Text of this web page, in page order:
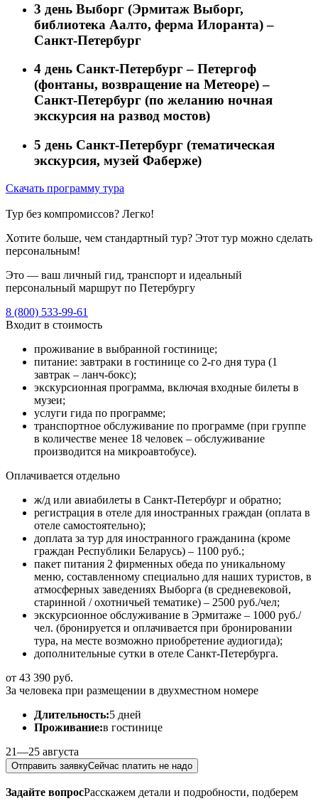
3 день Выборг (Эрмитаж Выборг,
библиотека Аалто, ферма Илоранта) –
Санкт-Петербург
4 день Санкт-Петербург – Петергоф
(фонтаны, возвращение на Метеоре) –
Санкт-Петербург (по желанию ночная
экскурсия на развод мостов)
5 день Санкт-Петербург (тематическая
экскурсия, музей Фаберже)
Скачать программу тура
Тур без компромиссов? Легко!
Хотите больше, чем стандартный тур? Этот тур можно сделать
персональным!
Это — ваш личный гид, транспорт и идеальный
персональный маршрут по Петербургу
8 (800) 533-99-61
Входит в стоимость
проживание в выбранной гостинице;
питание: завтраки в гостинице со 2-го дня тура (1
завтрак – ланч-бокс);
экскурсионная программа, включая входные билеты в
музеи;
услуги гида по программе;
транспортное обслуживание по программе (при группе
в количестве менее 18 человек – обслуживание
производится на микроавтобусе).
Оплачивается отдельно
ж/д или авиабилеты в Санкт-Петербург и обратно;
регистрация в отеле для иностранных граждан (оплата в
отеле самостоятельно);
доплата за тур для иностранного гражданина (кроме
граждан Республики Беларусь) – 1100 руб.;
пакет питания 2 фирменных обеда по уникальному
меню, составленному специально для наших туристов, в
атмосферных заведениях Выборга (в средневековой,
старинной / охотничьей тематике) – 2500 руб./чел;
экскурсионное обслуживание в Эрмитаже – 1000 руб./
чел. (бронируется и оплачивается при бронировании
тура, на месте возможно приобретение аудиогида);
дополнительные сутки в отеле Санкт-Петербурга.
от 43 390 руб.
За человека при размещении в двухместном номере
Длительность:5 дней
Проживание:в гостинице
21—25 августа
Отправить заявкуСейчас платить не надо
Задайте вопросРасскажем детали и подробности, подберем